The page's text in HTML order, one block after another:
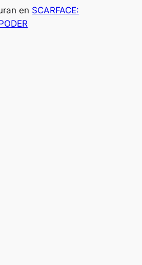
en SCARFACE: